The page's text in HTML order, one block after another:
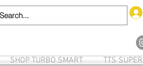
SHOP TURBO SMART TTS